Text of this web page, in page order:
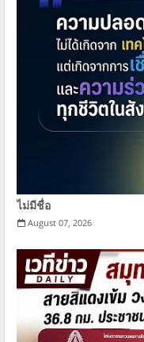
ไม่มีชื่อ
August 07, 2026